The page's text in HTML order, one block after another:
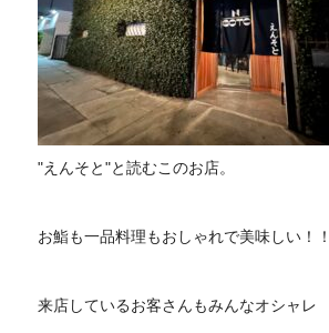
"えんそと"と読むこのお店。
お鮨も一品料理もおしゃれで美味しい！！
来店しているお客さんもみんなオシャレ